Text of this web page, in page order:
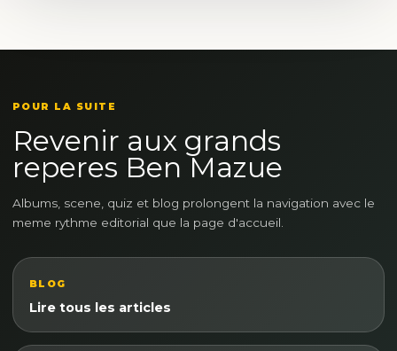
POUR LA SUITE
Revenir aux grands
reperes Ben Mazue
Albums, scene, quiz et blog prolongent la navigation avec le
meme rythme editorial que la page d'accueil.
BLOG
Lire tous les articles